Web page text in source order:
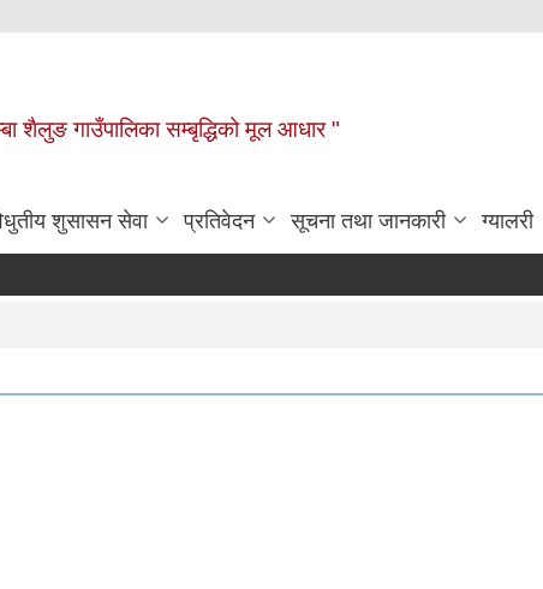
शैलुङ गाउँपालिका सम्बृद्धिको मूल आधार "
शुसासन सेवा प्रतिवेदन सूचना तथा जानकारी ग्यालरी